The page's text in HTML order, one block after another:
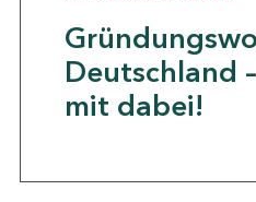
Deutschland
mit dabei!